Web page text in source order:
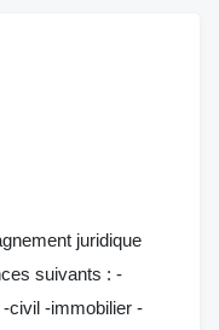
juridique
suivants : -
civil -immobilier -